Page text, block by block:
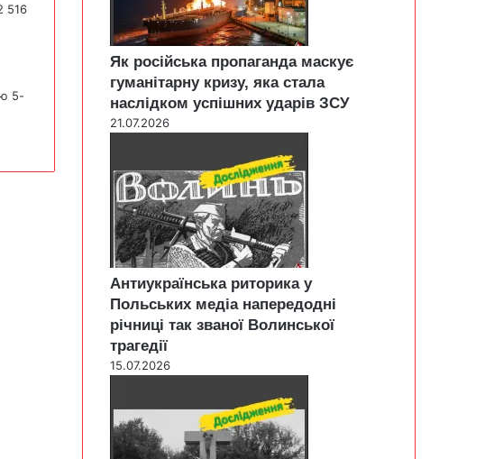
516
5-
Як російська пропаганда маскує
гуманітарну кризу, яка стала
наслідком успішних ударів ЗСУ
21.07.2026
Антиукраїнська риторика у
Польських медіа напередодні
річниці так званої Волинської
трагедії
15.07.2026